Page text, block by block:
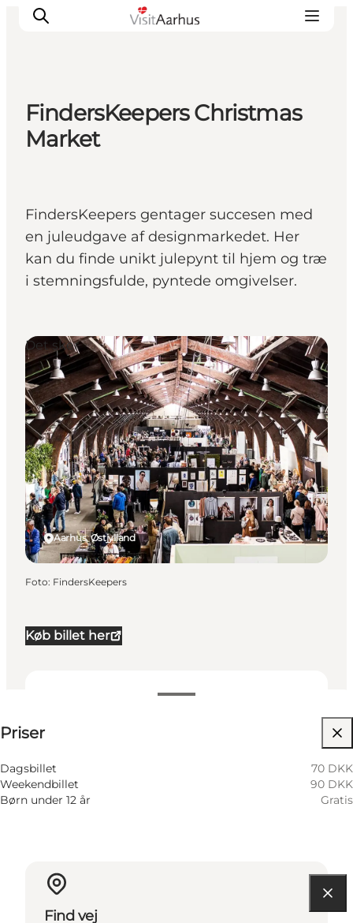
Oplevelser
Transport
FindersKeepers Christmas
Market
FindersKeepers gentager succesen med
en juleudgave af designmarkedet. Her
kan du finde unikt julepynt til hjem og træ
i stemningsfulde, pyntede omgivelser.
Køb billet her
Priser
Dagsbillet
70 DKK
Weekendbillet
90 DKK
Børn under 12 år
Gratis
Aarhus, Østjylland
Det sker
Foto: FindersKeepers
Find vej